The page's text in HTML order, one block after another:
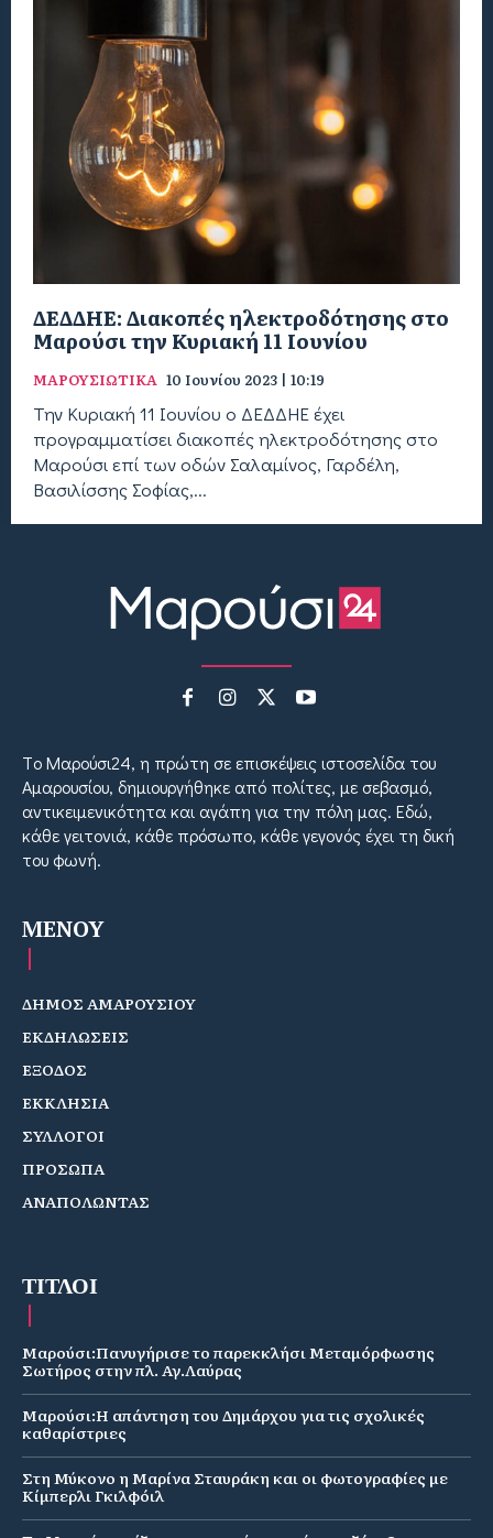
ΔΕΔΔΗΕ: Διακοπές ηλεκτροδότησης στο
Μαρούσι την Κυριακή 11 Ιουνίου
ΜΑΡΟΥΣΙΩΤΙΚΑ 10 Ιουνίου 2023 | 10:19
Την Κυριακή 11 Ιουνίου ο ΔΕΔΔΗΕ έχει
προγραμματίσει διακοπές ηλεκτροδότησης στο
Μαρούσι επί των οδών Σαλαμίνος, Γαρδέλη,
Βασιλίσσης Σοφίας,...
Tο Μαρούσι24, η πρώτη σε επισκέψεις ιστοσελίδα του
Αμαρουσίου, δημιουργήθηκε από πολίτες, με σεβασμό,
αντικειμενικότητα και αγάπη για την πόλη μας. Εδώ,
κάθε γειτονιά, κάθε πρόσωπο, κάθε γεγονός έχει τη δική
του φωνή.
MENOY
ΔΗΜΟΣ ΑΜΑΡΟΥΣΙΟΥ
ΕΚΔΗΛΩΣΕΙΣ
ΕΞΟΔΟΣ
ΕΚΚΛΗΣΙΑ
ΣΥΛΛΟΓΟΙ
ΠΡΟΣΩΠΑ
ΑΝΑΠΟΛΩΝΤΑΣ
ΤΙΤΛΟΙ
Μαρούσι:Πανυγήρισε το παρεκκλήσι Μεταμόρφωσης
Σωτήρος στην πλ. Αγ.Λαύρας
Μαρούσι:Η απάντηση του Δημάρχου για τις σχολικές
καθαρίστριες
Στη Μύκονο η Μαρίνα Σταυράκη και οι φωτογραφίες με
Κίμπερλι Γκιλφόιλ